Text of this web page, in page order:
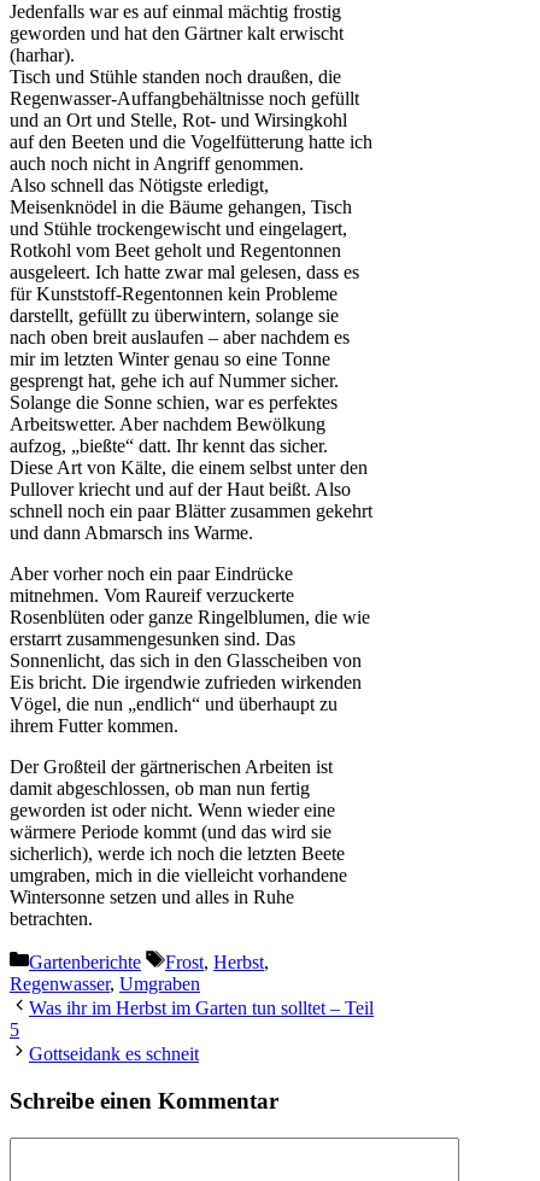
Jedenfalls war es auf einmal mächtig frostig
geworden und hat den Gärtner kalt erwischt
(harhar).
Tisch und Stühle standen noch draußen, die
Regenwasser-Auffangbehältnisse noch gefüllt
und an Ort und Stelle, Rot- und Wirsingkohl
auf den Beeten und die Vogelfütterung hatte ich
auch noch nicht in Angriff genommen.
Also schnell das Nötigste erledigt,
Meisenknödel in die Bäume gehangen, Tisch
und Stühle trockengewischt und eingelagert,
Rotkohl vom Beet geholt und Regentonnen
ausgeleert. Ich hatte zwar mal gelesen, dass es
für Kunststoff-Regentonnen kein Probleme
darstellt, gefüllt zu überwintern, solange sie
nach oben breit auslaufen – aber nachdem es
mir im letzten Winter genau so eine Tonne
gesprengt hat, gehe ich auf Nummer sicher.
Solange die Sonne schien, war es perfektes
Arbeitswetter. Aber nachdem Bewölkung
aufzog, „bießte“ datt. Ihr kennt das sicher.
Diese Art von Kälte, die einem selbst unter den
Pullover kriecht und auf der Haut beißt. Also
schnell noch ein paar Blätter zusammen gekehrt
und dann Abmarsch ins Warme.
Aber vorher noch ein paar Eindrücke
mitnehmen. Vom Raureif verzuckerte
Rosenblüten oder ganze Ringelblumen, die wie
erstarrt zusammengesunken sind. Das
Sonnenlicht, das sich in den Glasscheiben von
Eis bricht. Die irgendwie zufrieden wirkenden
Vögel, die nun „endlich“ und überhaupt zu
ihrem Futter kommen.
Der Großteil der gärtnerischen Arbeiten ist
damit abgeschlossen, ob man nun fertig
geworden ist oder nicht. Wenn wieder eine
wärmere Periode kommt (und das wird sie
sicherlich), werde ich noch die letzten Beete
umgraben, mich in die vielleicht vorhandene
Wintersonne setzen und alles in Ruhe
betrachten.
Kategorien
Gartenberichte Schlagwörter
Frost, Herbst,
Regenwasser, Umgraben
Was ihr im Herbst im Garten tun solltet – Teil
5
Gottseidank es schneit
Schreibe einen Kommentar